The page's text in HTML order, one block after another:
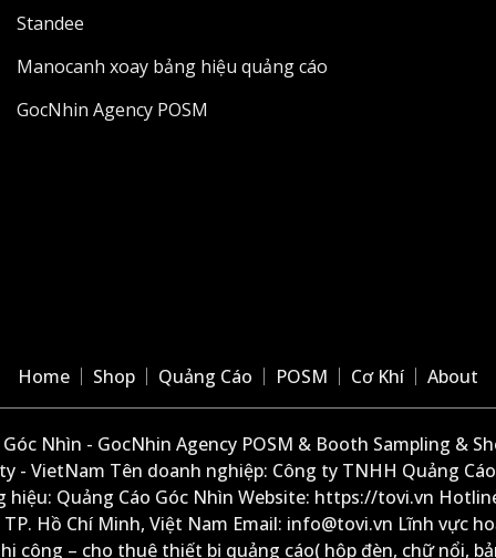
Standee
Manocanh xoay bảng hiệu quảng cáo
GocNhin Agency POSM
Home Shop Quảng Cáo POSM Cơ Khí About
Nhìn - GocNhin Agency POSM & Booth Sampling &
- VietNam Tên doanh nghiệp: Công ty TNHH Quảng
Quảng Cáo Góc Nhìn Website: https://tovi.vn
Hồ Chí Minh, Việt Nam Email: info@tovi.vn Lĩnh vực
công – cho thuê thiết bị quảng cáo( hộp đèn, chữ nổi,